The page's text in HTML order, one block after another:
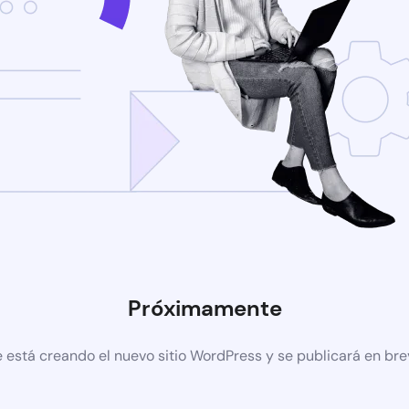
Próximamente
está creando el nuevo sitio WordPress y se publicará en